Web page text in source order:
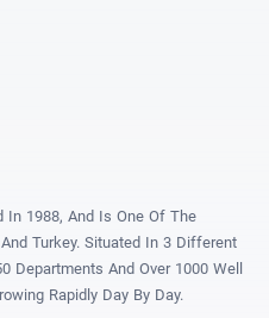
In 1988, And Is One Of The
Turkey. Situated In 3 Different
Departments And Over 1000 Well
Rapidly Day By Day.